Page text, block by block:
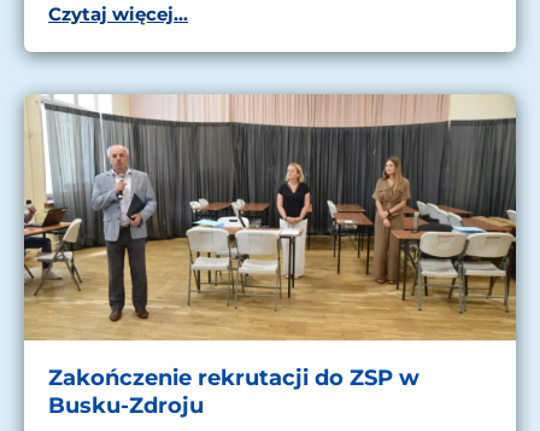
Czytaj więcej...
Zakończenie rekrutacji do ZSP w
Busku-Zdroju